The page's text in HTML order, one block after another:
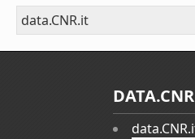
data.CNR.it